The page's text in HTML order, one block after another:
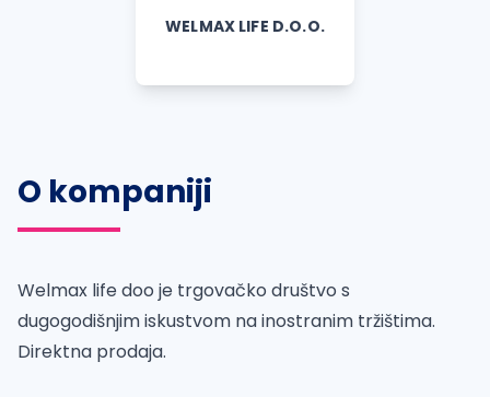
WELMAX LIFE D.O.O.
O kompaniji
Welmax life doo je trgovačko društvo s
dugogodišnjim iskustvom na inostranim tržištima.
Direktna prodaja.